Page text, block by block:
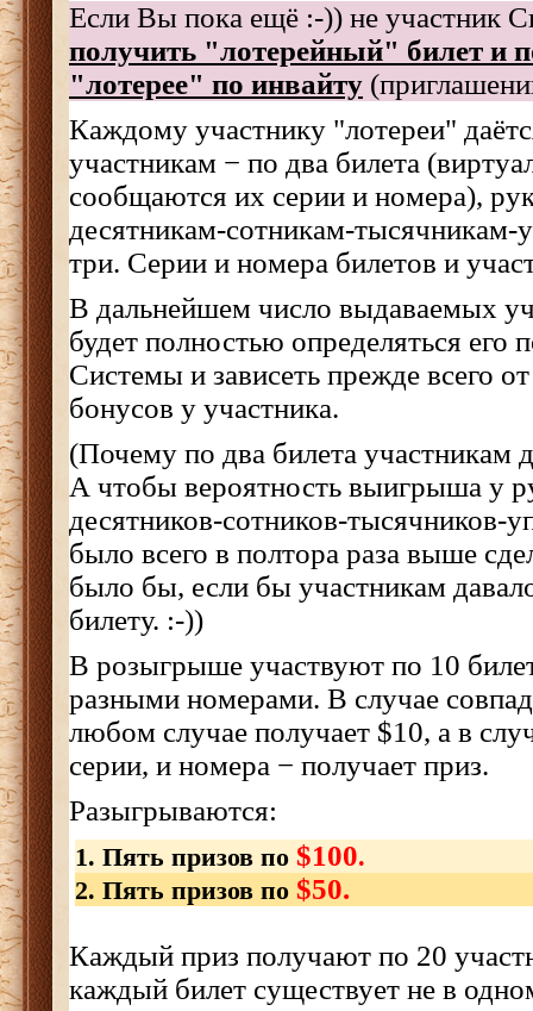
Если Вы пока ещё :-)) не участник
получить "лотерейный" билет и
"лотерее" по инвайту
Каждому участнику "лотереи"
участникам − по два билета
сообщаются их серии и номера),
десятникам-сотникам-
три. Серии и номера билетов и
В дальнейшем число выдаваемых
будет полностью определяться его
Системы и зависеть прежде всего
бонусов у участника.
(Почему по два билета участникам
А чтобы вероятность выигрыша у
десятников-сотников-тысячников-
было всего в полтора раза выше
было бы, если бы участникам
билету. :-))
В розыгрыше участвуют по 10
разными номерами. В случае
любом случае получает $10, а в
серии, и номера − получает приз.
Разыгрываются:
1. Пять призов по $100.
2. Пять призов по $50.
Каждый приз получают по 20
каждый билет существует не в